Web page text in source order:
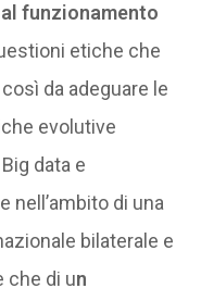
funzionamento
etiche che
da adeguare le
evolutive
data e
nell’ambito di una
bilaterale e
che di un